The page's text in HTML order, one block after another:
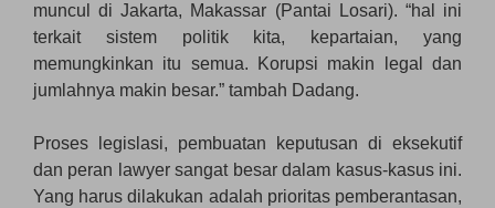
muncul di Jakarta, Makassar (Pantai Losari). “hal ini
terkait sistem politik kita, kepartaian, yang
memungkinkan itu semua. Korupsi makin legal dan
jumlahnya makin besar.” tambah Dadang.
Proses legislasi, pembuatan keputusan di eksekutif
dan peran lawyer sangat besar dalam kasus-kasus ini.
Yang harus dilakukan adalah prioritas pemberantasan,